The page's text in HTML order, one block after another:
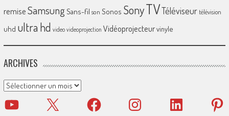
remiseSamsungSans-fil son Sonos SonyTVTéléviseur télévision
uhd ultra hd video videoprojection Vidéoprojecteurvinyle
ARCHIVES
Archives
YouTube X Facebook Instagram LinkedIn